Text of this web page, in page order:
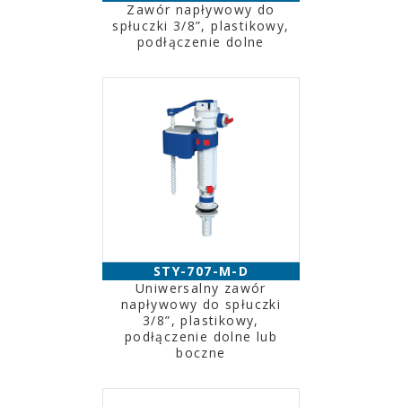
Zawór napływowy do
spłuczki 3/8”, plastikowy,
podłączenie dolne
STY-707-M-D
Uniwersalny zawór
napływowy do spłuczki
3/8”, plastikowy,
podłączenie dolne lub
boczne